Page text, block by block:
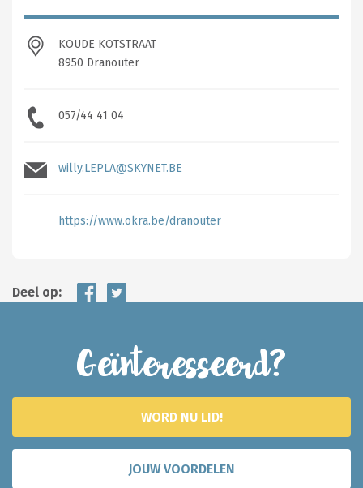
KOUDE KOTSTRAAT
8950 Dranouter
057/44 41 04
willy.LEPLA@SKYNET.BE
https://www.okra.be/dranouter
Deel op:
Geïnteresseerd?
WORD NU LID!
JOUW VOORDELEN